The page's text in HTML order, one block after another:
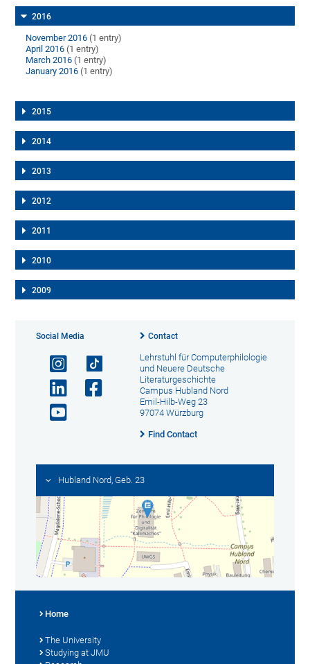
2016
November 2016 (1 entry)
April 2016 (1 entry)
March 2016 (1 entry)
January 2016 (1 entry)
2015
2014
2013
2012
2011
2010
2009
Social Media Contact
Lehrstuhl für Computerphilologie
und Neuere Deutsche
Literaturgeschichte
Campus Hubland Nord
Emil-Hilb-Weg 23
97074 Würzburg
Find Contact
Hubland Nord, Geb. 23
Home
The University
Studying at JMU